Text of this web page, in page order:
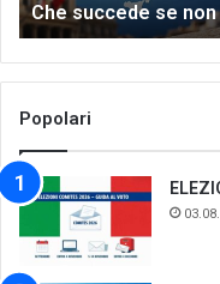
Che succede se non
Popolari